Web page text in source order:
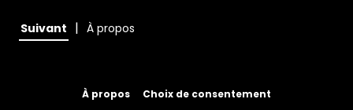
Suivant | À propos
À propos Choix de consentement